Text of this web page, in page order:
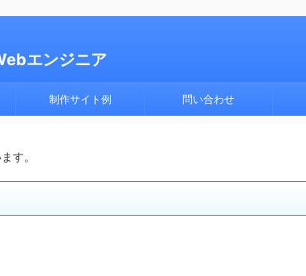
エンジニア
制作サイト例 問い合わせ
す。